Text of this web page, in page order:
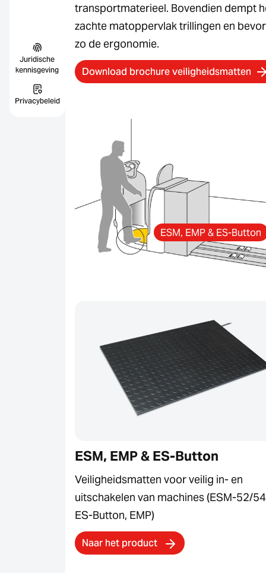
Juridische
kennisgeving
Privacybeleid
transportmaterieel. Bovendien dempt
zachte matoppervlak trillingen en
zo de ergonomie.
Download brochure veiligheidsmatten
ESM, EMP & ES-Button
ESM, EMP & ES-Button
Veiligheidsmatten voor veilig in- en
uitschakelen van machines (ESM-52/
ES-Button, EMP)
Naar het product